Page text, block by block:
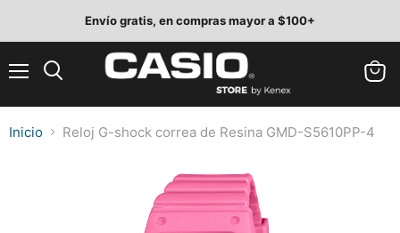
Envío gratis, en compras mayor a $100+
Inicio Reloj G-shock correa de Resina GMD-S5610PP-4